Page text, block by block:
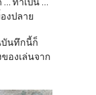
งปลาย
นทึกนี้ก็
องเล่นจาก